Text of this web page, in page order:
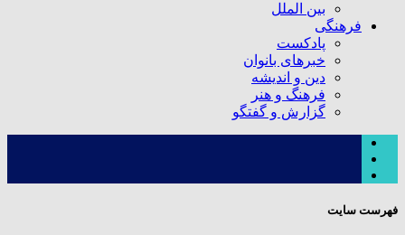
بین الملل
فرهنگی
پادکست
خبرهای بانوان
دین و اندیشه
فرهنگ و هنر
گزارش و گفتگو
فهرست سایت